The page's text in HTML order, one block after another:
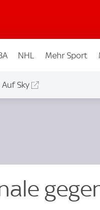
NHL Mehr Sport
Auf Sky